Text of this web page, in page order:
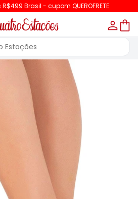
Brasil - cupom QUEROFRETE